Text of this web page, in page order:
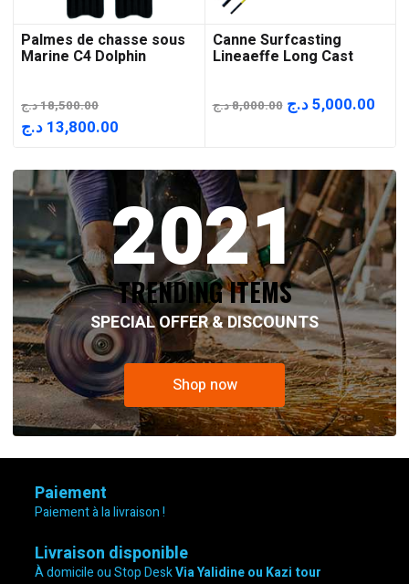
Palmes de chasse sous
Marine C4 Dolphin
18,500.00د.ج
Le
initial
était :
18,500.00 د.ج.
13,800.00 د.ج
actuel
est :
13,800.00 د.ج.
Canne Surfcasting
Lineaeffe Long Cast
8,000.00د.ج
Le
était :
8,000.00 د.ج.
5,000.00د.ج
Le
est :
2021
TRENDING ITEMS
SPECIAL OFFER & DISCOUNTS
Shop now
Paiement
Paiement à la livraison !
Livraison disponible
À domicile ou Stop DeskVia Yalidine ou Kazi tour